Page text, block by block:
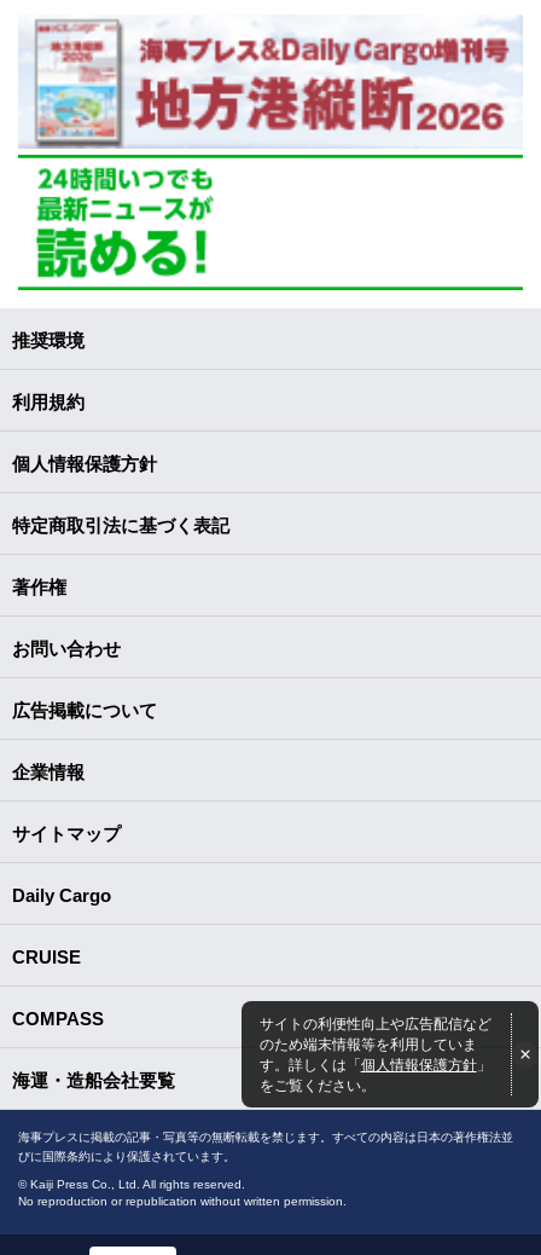
サイトの利便性向上や広告配信など
のため端末情報等を利用していま
す。詳しくは「個人情報保護方針」
をご覧ください。
推奨環境
利用規約
個人情報保護方針
特定商取引法に基づく表記
著作権
お問い合わせ
広告掲載について
企業情報
サイトマップ
Daily Cargo
CRUISE
COMPASS
海運・造船会社要覧
海事プレスに掲載の記事・写真等の無断転載を禁じます。すべての内容は日本の著作権法並
びに国際条約により保護されています。
© Kaiji Press Co., Ltd. All rights reserved.
No reproduction or republication without written permission.